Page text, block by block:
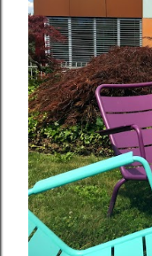
σ
ε
ι
ς